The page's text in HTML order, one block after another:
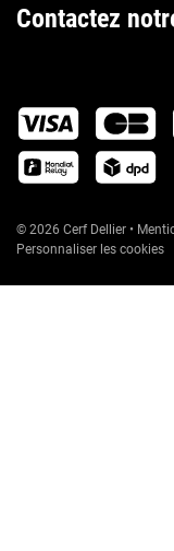
Contactez
© 2026 Cerf Dellier •
Personnaliser les cookies